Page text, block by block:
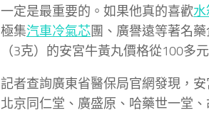
一定是最重要的。如果他真的喜歡
極集汽車冷氣芯團、廣譽遠等著名
（3克）的安宮牛黃丸價格從100多
記者查詢廣東省醫保局官網發現，
北京同仁堂、廣盛原、哈藥世一堂